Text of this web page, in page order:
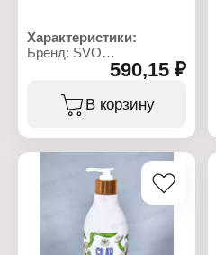
Характеристики:
Бренд: SVO
Тип товара: Подгузники
Назначение: детские
Размер: №1
590,15 ₽
В корзину